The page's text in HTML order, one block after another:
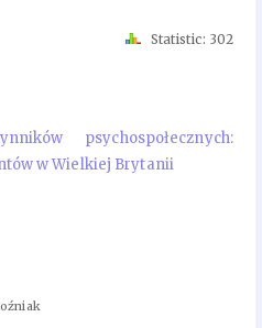
Statistic: 302
psychospołecznych:
w Wielkiej Brytanii